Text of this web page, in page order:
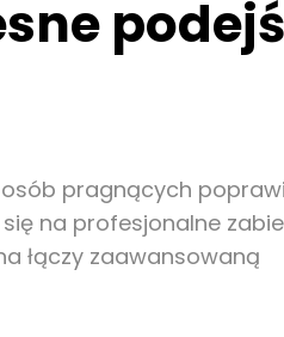
pragnących
na profesjonalne
łączy zaawansowaną